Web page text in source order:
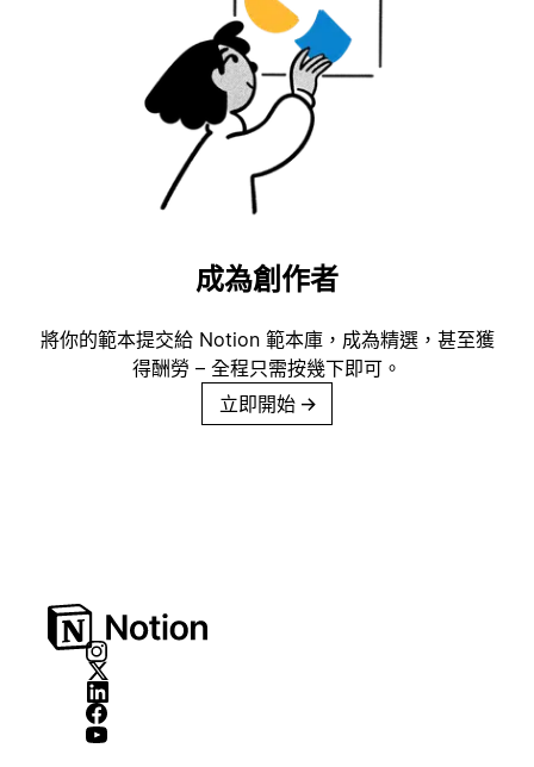
成為創作者
將你的範本提交給 Notion 範本庫，成為精選，甚至獲
得酬勞 – 全程只需按幾下即可。
立即開始 →